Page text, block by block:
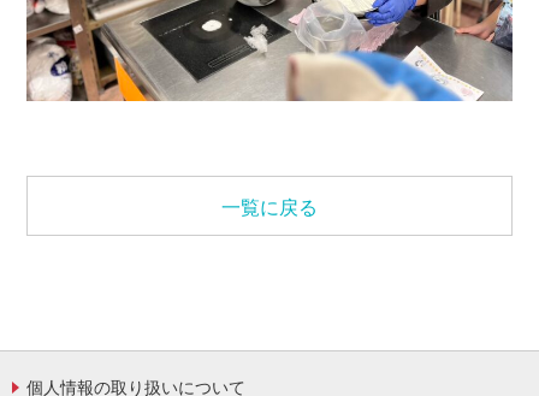
一覧に戻る
個人情報の取り扱いについて